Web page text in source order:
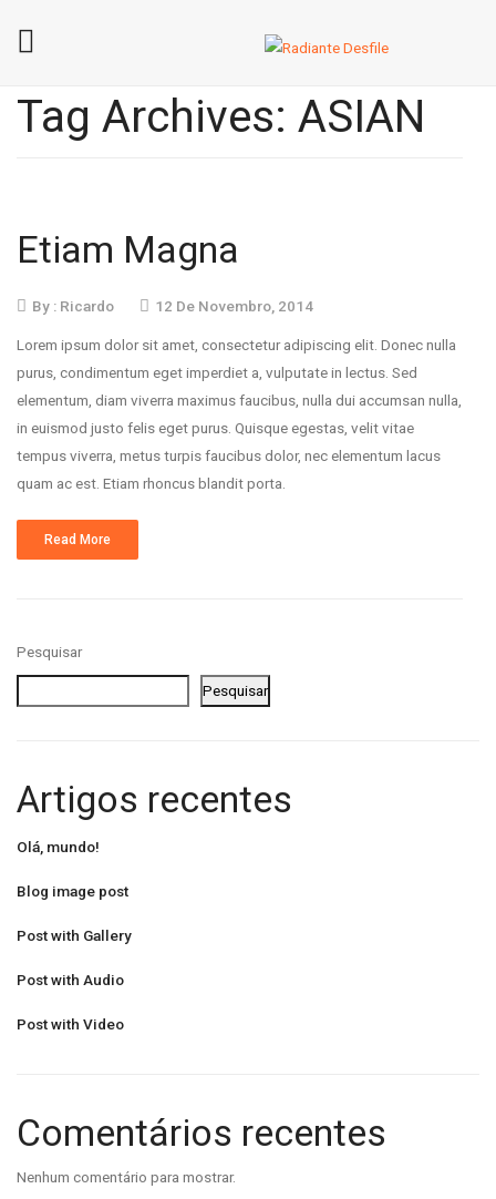
Sobre A Radiante Desfile
Tag Archives: ASIAN
Etiam Magna
By : Ricardo 12 De Novembro, 2014
Lorem ipsum dolor sit amet, consectetur adipiscing elit. Donec nulla
purus, condimentum eget imperdiet a, vulputate in lectus. Sed
elementum, diam viverra maximus faucibus, nulla dui accumsan nulla,
in euismod justo felis eget purus. Quisque egestas, velit vitae
tempus viverra, metus turpis faucibus dolor, nec elementum lacus
quam ac est. Etiam rhoncus blandit porta.
Read More
Pesquisar
Pesquisar
Artigos recentes
Olá, mundo!
Blog image post
Post with Gallery
Post with Audio
Post with Video
Comentários recentes
Nenhum comentário para mostrar.